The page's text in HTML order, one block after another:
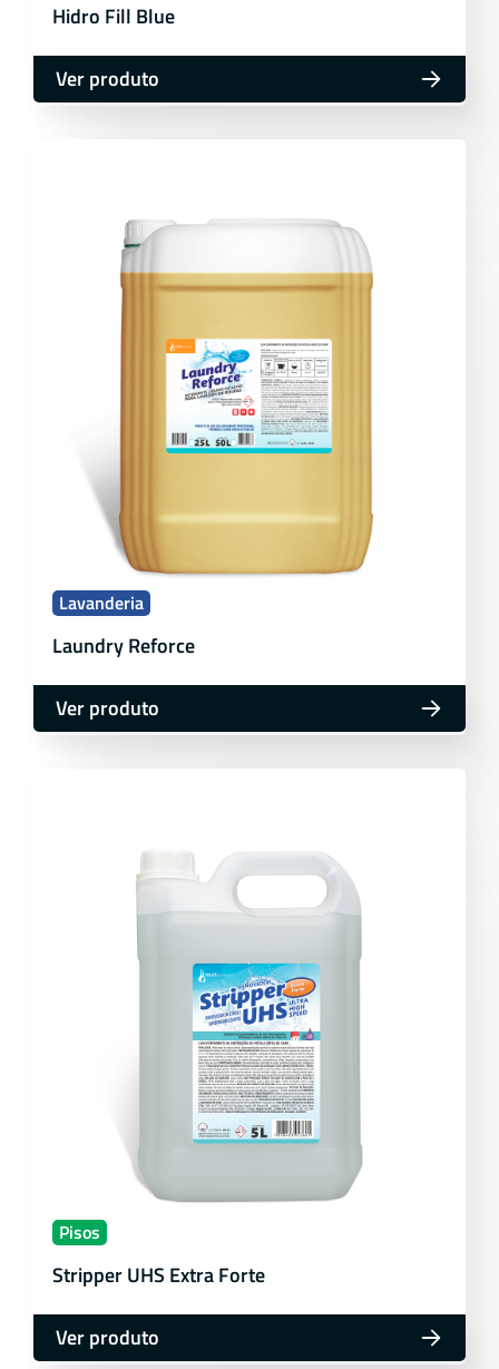
Hidro Fill Blue
Ver produto
Lavanderia
Laundry Reforce
Ver produto
Pisos
Stripper UHS Extra Forte
Ver produto